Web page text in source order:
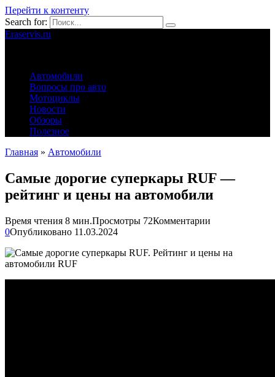
Перейти к контенту
Search for:
Eraservis.ru
Автомобили
Вопросы про авто
Мотоциклы
Новости
Обзоры
Полезное
Главная » Автомобили
Самые дорогие суперкары RUF —
рейтинг и цены на автомобили
Время чтения 8 мин.Просмотры 72Комментарии
0Опубликовано 11.03.2024